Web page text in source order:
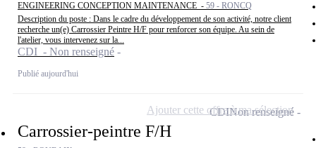
ENGINEERING CONCEPTION MAINTENANCE - 59 - RONCQ
Description du poste : Dans le cadre du développement de son activité, notre client
recherche un(e) Carrossier Peintre H/F pour renforcer son équipe. Au sein de
l'atelier, vous intervenez sur la...
CDI - Non renseigné
Publié aujourd'hui
Carrossier-peintre F/H
CDINon renseigné
Ajouter cette offre à ma sélection